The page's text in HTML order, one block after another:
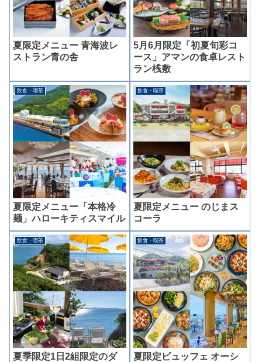
夏限定メニュー 青海波レ
ストラン青の舎
5月6月限定「初夏旬彩コ
ース」アマンの食卓レスト
ラン桟敷
飲食・喫茶
夏限定メニュー「本格冷
麺」ハローキティスマイル
飲食・喫茶
夏限定メニュー のじまス
コーラ
飲食・喫茶
夏季限定1日2組限定のダ
飲食・喫茶
夏限定ビュッフェ オーシ